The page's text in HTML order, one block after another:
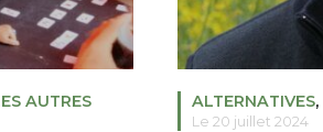
AUTRES ALTERNATIVES,
Le 20 juillet 2024